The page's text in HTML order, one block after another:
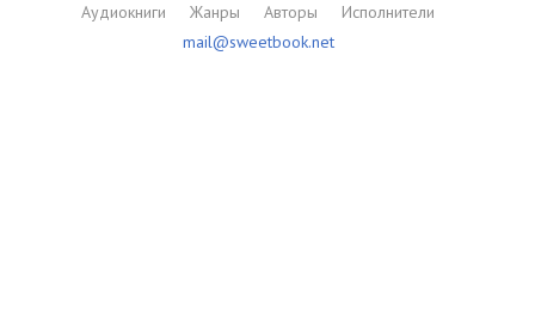
Аудиокниги Жанры Авторы
Исполнители
mail@sweetbook.net